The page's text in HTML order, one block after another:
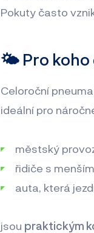
Pokuty často
🌤 Pro koho
Celoroční
ideální pro
městský
řidiče s
auta, která
jsou praktickým